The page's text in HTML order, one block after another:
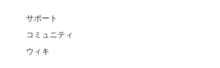
サポート
コミュニティ
ウィキ